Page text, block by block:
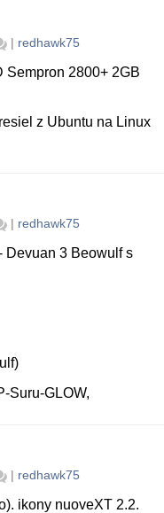
| redhawk75
Sempron 2800+ 2GB
z Ubuntu na Linux
| redhawk75
Devuan 3 Beowulf s
Suru-GLOW,
| redhawk75
ikony nuoveXT 2.2.